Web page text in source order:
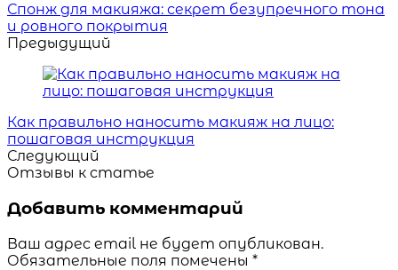
Спонж для макияжа: секрет безупречного тона
и ровного покрытия
Предыдущий
Как правильно наносить макияж на лицо:
пошаговая инструкция
Следующий
Отзывы к статье
Добавить комментарий
Ваш адрес email не будет опубликован.
Обязательные поля помечены *